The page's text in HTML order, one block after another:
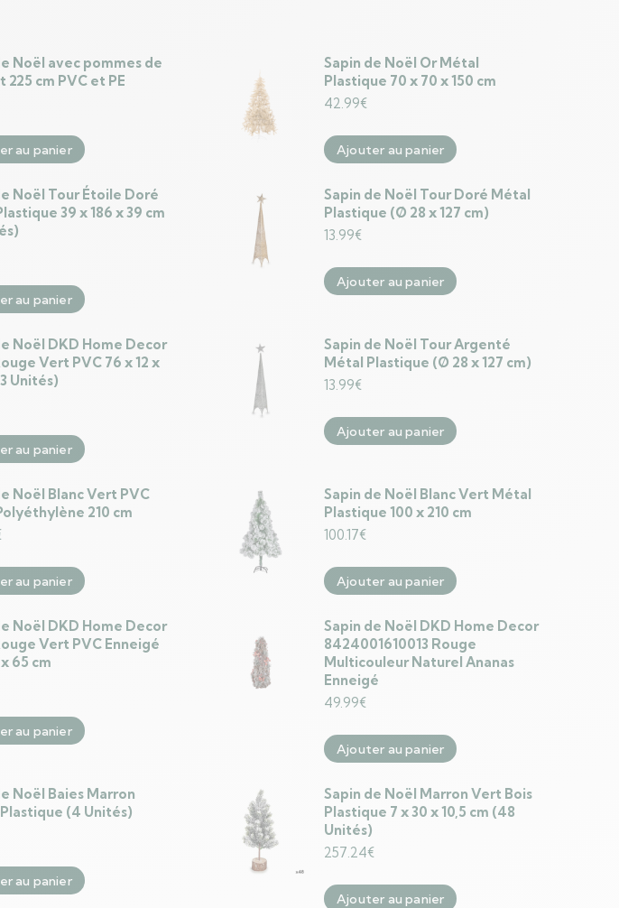
Noël avec pommes de
225 cm PVC et PE
au panier
Sapin de Noël Or Métal
Plastique 70 x 70 x 150 cm
42.99€
Ajouter au panier
Noël Tour Étoile Doré
39 x 186 x 39 cm
au panier
Sapin de Noël Tour Doré Métal
Plastique (Ø 28 x 127 cm)
13.99€
Ajouter au panier
Noël DKD Home Decor
Vert PVC 76 x 12 x
Unités)
au panier
Sapin de Noël Tour Argenté
Métal Plastique (Ø 28 x 127 cm)
13.99€
Ajouter au panier
Noël Blanc Vert PVC
210 cm
au panier
Sapin de Noël Blanc Vert Métal
Plastique 100 x 210 cm
100.17€
Ajouter au panier
Noël DKD Home Decor
Vert PVC Enneigé
65 cm
au panier
Sapin de Noël DKD Home Decor
8424001610013 Rouge
Multicouleur Naturel Ananas
Enneigé
49.99€
Ajouter au panier
Noël Baies Marron
(4 Unités)
au panier
Sapin de Noël Marron Vert Bois
Plastique 7 x 30 x 10,5 cm (48
Unités)
257.24€
Ajouter au panier